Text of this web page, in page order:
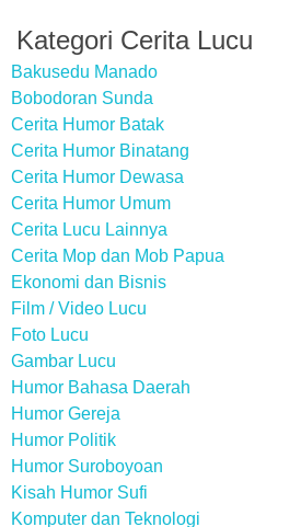
Kategori Cerita Lucu
Bakusedu Manado
Bobodoran Sunda
Cerita Humor Batak
Cerita Humor Binatang
Cerita Humor Dewasa
Cerita Humor Umum
Cerita Lucu Lainnya
Cerita Mop dan Mob Papua
Ekonomi dan Bisnis
Film / Video Lucu
Foto Lucu
Gambar Lucu
Humor Bahasa Daerah
Humor Gereja
Humor Politik
Humor Suroboyoan
Kisah Humor Sufi
Komputer dan Teknologi